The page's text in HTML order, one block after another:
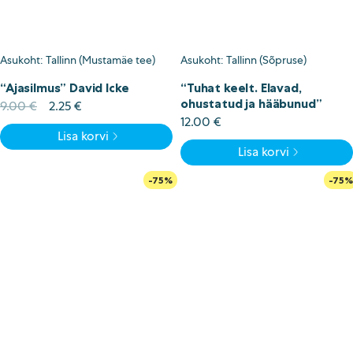
Asukoht: Tallinn (Mustamäe tee)
“Ajasilmus” David Icke
9.00€
Algne
hind
oli:
9.00 €.
2.25€
price
is:
2.25 €.
Lisa korvi
Asukoht: Tallinn (Sõpruse)
“Tuhat keelt. Elavad,
ohustatud ja hääbunud”
12.00 €
Lisa korvi
-75% -75%